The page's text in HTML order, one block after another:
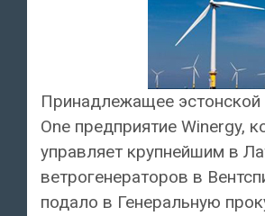
Принадлежащее эстонской
One предприятие Winergy,
управляет крупнейшим в
ветрогенераторов в
подало в Генеральную